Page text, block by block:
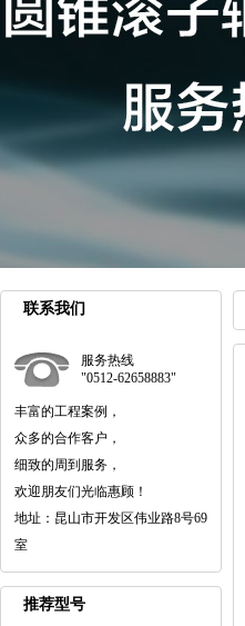
联系我们
服务热线
"0512-62658883"
丰富的工程案例，
众多的合作客户，
细致的周到服务，
欢迎朋友们光临惠顾！
地址：昆山市开发区伟业路8号69
室
推荐型号